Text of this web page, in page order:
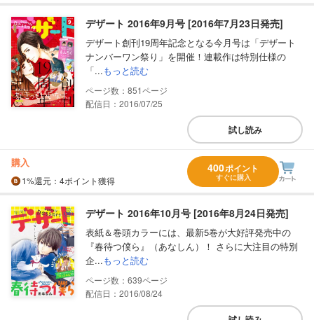
デザート 2016年9月号 [2016年7月23日発売]
デザート創刊19周年記念となる今月号は「デザート
ナンバーワン祭り」を開催！連載作は特別仕様の
「...もっと読む
851
配信日：2016/07/25
試し読み
購入
1%還元 ：4ポイント獲得
400ポイント
すぐに購入
デザート 2016年10月号 [2016年8月24日発売]
表紙＆巻頭カラーには、最新5巻が大好評発売中の
『春待つ僕ら』（あなしん）！ さらに大注目の特別
企...もっと読む
639
配信日：2016/08/24